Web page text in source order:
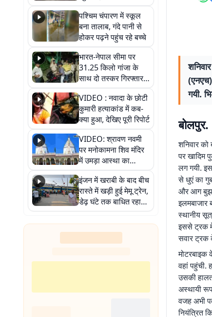
गिरफ्तार
पश्चिम चंपारण में स्कूल
बना तालाब, गंदे पानी से
होकर पढ़ने पहुंच रहे बच्चे
भारत-नेपाल सीमा पर
31.25 किलो गांजा के
साथ दो तस्कर गिरफ्तार,
नेपाली नंबर की बाइक
जब्त
VIDEO : नवादा के छोटी
कुमारी हत्याकांड में कब-
क्या हुआ, देखिए पूरी रिपोर्ट
VIDEO: श्रावण नवमी
पर मनोकामना शिव मंदिर
में उमड़ा आस्था का
सैलाब, हर-हर महादेव के
जयघोष से गूंजा परिसर
इंजन में खराबी के बाद बीच
रास्ते में खड़ी हुई मेमू ट्रेन,
डेढ़ घंटे तक बाधित रहा
आवागमन
गयी.
बोलपुर.
शनिवार को
पर खादिम
लग गयी.
से धुएं का
और आग
इलमबाजार
स्थानीय
इससे ट्रक
सवार ट्रक
मोटरबाइक
वहां पहुंची.
उसकी हालत
अस्थायी
वजह अभी
नियंत्रित